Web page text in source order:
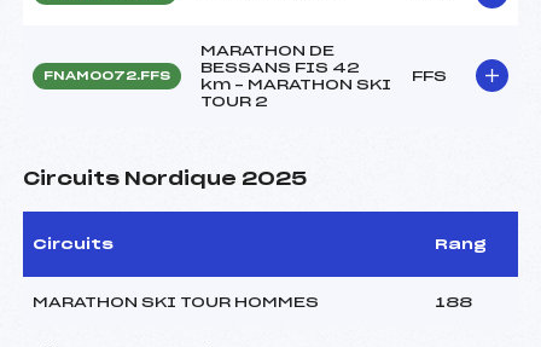
FNAM0072.FFS
MARATHON DE
BESSANS FIS 42
km – MARATHON SKI
TOUR 2
FFS
Circuits Nordique 2025
Circuits Rang
MARATHON SKI TOUR HOMMES 188